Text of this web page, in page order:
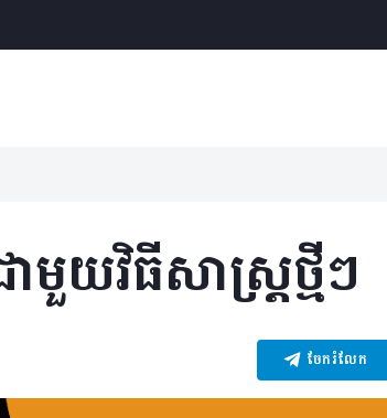
មួយវិធីសាស្រ្ត​ថ្មីៗ
ចែករំលែក